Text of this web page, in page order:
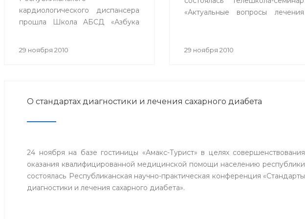
кардиологического диспансера
прошла Школа АБСД «Азбука
с ИБС» с участием
29 ноября 2010
«Актуальные вопросы лечения
центров городов Белорецка,
29 ноября 2010
О стандартах диагностики и лечения сахарного диабета
24 ноября на базе гостиницы «Амакс-Турист» в целях совершенствования
оказания квалифицированной медицинской помощи населению республики
состоялась Республиканская научно-практическая конференция «Стандарты
диагностики и лечения сахарного диабета».